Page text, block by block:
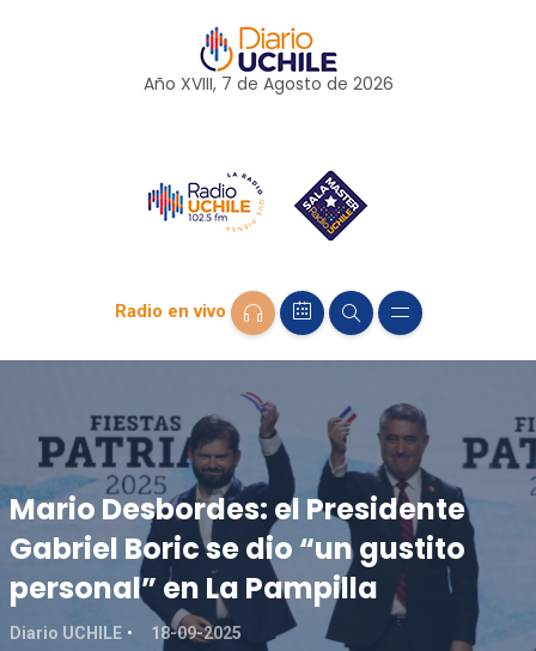
Año XVIII, 7 de Agosto de 2026
Radio en vivo
Mario Desbordes: el Presidente
Gabriel Boric se dio “un gustito
personal” en La Pampilla
Diario UCHILE 18-09-2025